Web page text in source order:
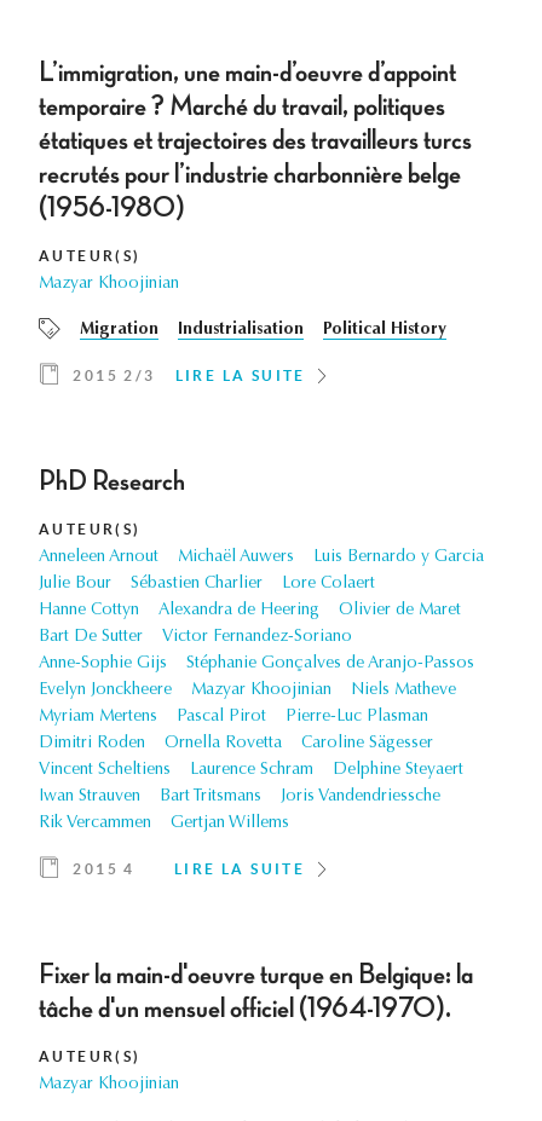
L’immigration, une main-d’oeuvre d’appoint
temporaire ? Marché du travail, politiques
étatiques et trajectoires des travailleurs turcs
recrutés pour l’industrie charbonnière belge
(1956-1980)
AUTEUR(S)
Mazyar Khoojinian
Migration Industrialisation Political History
2015 2/3 LIRE LA SUITE
PhD Research
AUTEUR(S)
Anneleen Arnout Michaël Auwers
Luis Bernardo y Garcia
Julie Bour
Sébastien Charlier
Lore Colaert
Hanne Cottyn
Alexandra de Heering
Olivier de Maret
Bart De Sutter
Victor Fernandez-Soriano
Anne-Sophie Gijs
Stéphanie Gonçalves de Aranjo-Passos
Evelyn Jonckheere
Mazyar Khoojinian
Niels Matheve
Myriam Mertens
Pascal Pirot
Pierre-Luc Plasman
Dimitri Roden
Ornella Rovetta
Caroline Sägesser
Vincent Scheltiens
Laurence Schram
Delphine Steyaert
Iwan Strauven
Bart Tritsmans
Joris Vandendriessche
Rik Vercammen
Gertjan Willems
2015 4 LIRE LA SUITE
Fixer la main-d'oeuvre turque en Belgique: la
tâche d'un mensuel officiel (1964-1970).
AUTEUR(S)
Mazyar Khoojinian